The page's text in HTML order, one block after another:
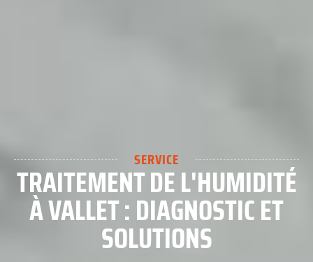
TRAITEMENT DE L'HUMIDITÉ
À VALLET : DIAGNOSTIC ET
SOLUTIONS
SERVICE